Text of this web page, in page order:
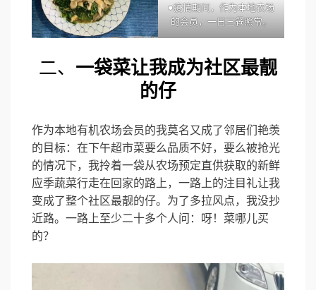
●疫情期间，作为本地农场
的会员，一日三餐照常。
二、 一袋菜让我成为社区最靓
的仔
作为本地有机农场会员的我莫名又成了邻居们艳羡
的目标：在下午超市菜要么品质不好，要么被抢光
的情况下，我拎着一袋从农场预定直供获取的新鲜
应季蔬菜行走在回家的路上，一路上的注目礼让我
变成了整个社区最靓的仔。为了多拉风点，我没抄
近路。一路上至少二十多个人问：呀！菜哪儿买
的？